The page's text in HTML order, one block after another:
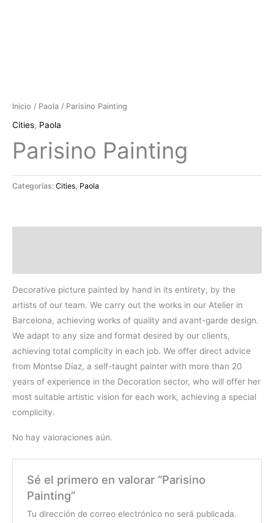
Inicio / Paola / Parisino Painting
Cities, Paola
Parisino Painting
Categorías: Cities Paola
Decorative picture painted by hand in its entirety, by the
artists of our team. We carry out the works in our Atelier in
Barcelona, achieving works of quality and avant-garde design.
We adapt to any size and format desired by our clients,
achieving total complicity in each job. We offer direct advice
from Montse Díaz, a self-taught painter with more than 20
years of experience in the Decoration sector, who will offer her
most suitable artistic vision for each work, achieving a special
complicity.
No hay valoraciones aún.
Sé el primero en valorar “Parisino
Painting”
Tu dirección de correo electrónico no será publicada.